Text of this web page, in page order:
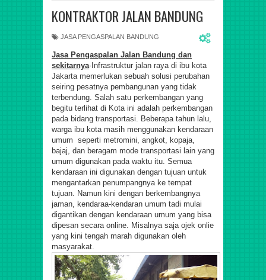
KONTRAKTOR JALAN BANDUNG
JASA PENGASPALAN BANDUNG
Jasa Pengaspalan Jalan Bandung dan
sekitarnya-Infrastruktur jalan raya di ibu kota
Jakarta memerlukan sebuah solusi perubahan
seiring pesatnya pembangunan yang tidak
terbendung. Salah satu perkembangan yang
begitu terlihat di Kota ini adalah perkembangan
pada bidang transportasi. Beberapa tahun lalu,
warga ibu kota masih menggunakan kendaraan
umum seperti metromini, angkot, kopaja,
bajaj, dan beragam mode transportasi lain yang
umum digunakan pada waktu itu. Semua
kendaraan ini digunakan dengan tujuan untuk
mengantarkan penumpangnya ke tempat
tujuan. Namun kini dengan berkembangnya
jaman, kendaraa-kendaran umum tadi mulai
digantikan dengan kendaraan umum yang bisa
dipesan secara online. Misalnya saja ojek onlie
yang kini tengah marah digunakan oleh
masyarakat.